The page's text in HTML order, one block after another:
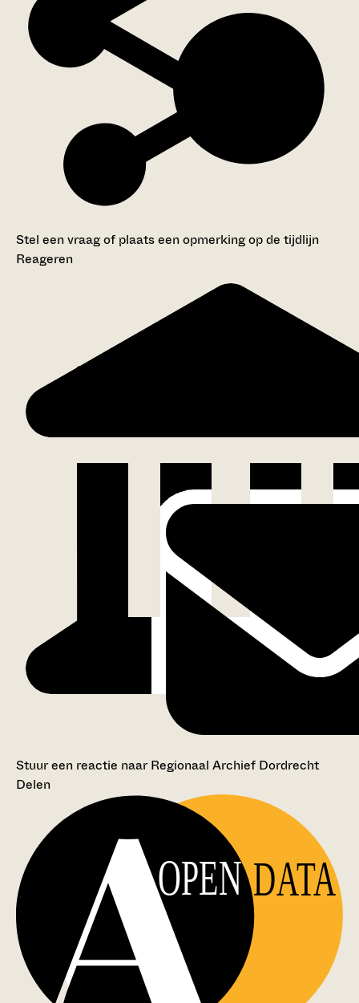
Stel een vraag of plaats een opmerking op de tijdlijn
Reageren
Stuur een reactie naar Regionaal Archief Dordrecht
Delen
OPEN DATA